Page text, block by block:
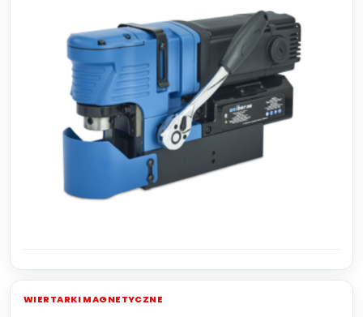
WIERTARKI MAGNETYCZNE